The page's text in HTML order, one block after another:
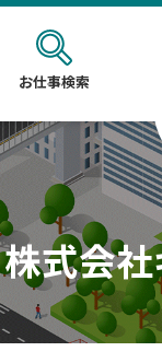
お仕事検索
株式会